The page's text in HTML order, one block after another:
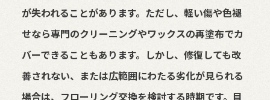
が失われることがあります。ただし、軽い傷や色褪
せなら専門のクリーニングやワックスの再塗布でカ
バーできることもあります。しかし、修復しても改
善されない、または広範囲にわたる劣化が見られる
場合は、フローリング交換を検討する時期です。目